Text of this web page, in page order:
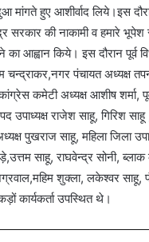
मांगते हुए आशीर्वाद लिये।इस
सरकार की नाकामी व हमारे
आह्वान किये। इस दौरान पूर्व
चन्द्राकर,नगर पंचायत अध्यक्ष
कांग्रेस कमेटी अध्यक्ष आशीष
उपाध्यक्ष राजेश साहू, गिरिश
पुखराज साहू, महिला जिला
साहू, राघवेन्द्र सोनी,
शुक्ला, लकेश्वर
कार्यकर्ता उपस्थित थे।